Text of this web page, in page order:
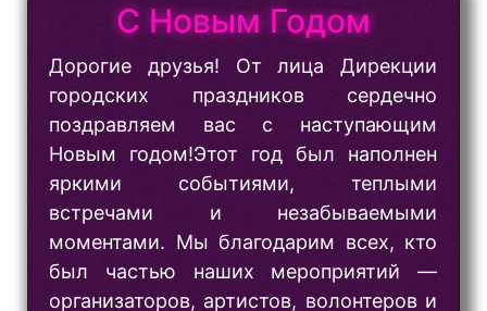
С Новым Годом
Дорогие друзья! От лица Дирекции
городских праздников сердечно
поздравляем вас с наступающим
Новым годом!Этот год был наполнен
яркими событиями, теплыми
встречами и незабываемыми
моментами. Мы благодарим всех, кто
был частью наших мероприятий —
организаторов, артистов, волонтеров и